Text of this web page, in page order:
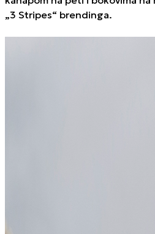
„3 Stripes“ brendinga.